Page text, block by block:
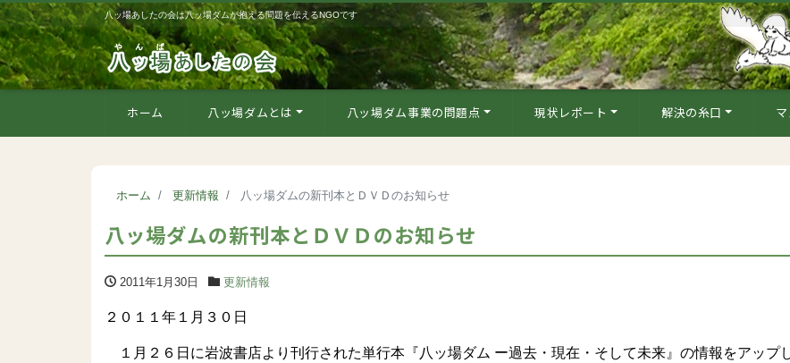
八ッ場あしたの会は八ッ場ダムが抱える問題を伝えるNGOです
ホーム 八ッ場ダムとは 八ッ場ダム事業の問題点 現状レポート 解決の糸口
ホーム 更新情報 八ッ場ダムの新刊本とＤＶＤのお知らせ
八ッ場ダムの新刊本とＤＶＤのお知らせ
2011年1月30日 更新情報
２０１１年１月３０日
１月２６日に岩波書店より刊行された単行本『八ッ場ダム ー過去・現在・そして未来』の情報をアップ